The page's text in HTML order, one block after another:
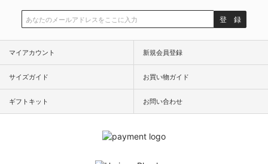
登 録
マイアカウント 新規会員登録
サイズガイド お買い物ガイド
ギフトキット お問い合わせ